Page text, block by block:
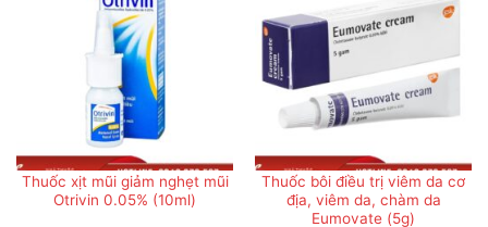
Thuốc xịt mũi giảm nghẹt mũi
Otrivin 0.05% (10ml)
Thuốc bôi điều trị viêm da cơ
địa, viêm da, chàm da
Eumovate (5g)